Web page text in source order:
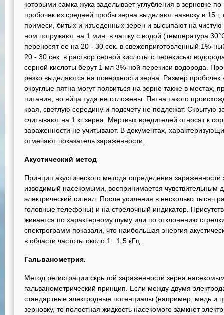
которыми самка жука заделывает углубления в зерновке
пробочек из средней пробы зерна вы­деляют навеску в 15
примеси, битых и изъеденных зерен и высыпают на чистую
ном погружают на 1 мин. в чашку с водой (температура
переносят ее на 20 - 30 сек. в свежеприготовленный 1%-
20 - 30 сек. в раствор серной кислоты с перекисью
серной кислоты берут 1 мл 3%-ной перекиси водорода.
резко выделяются на по­верхности зерна. Размер
округлые пятна могут появиться на зерне также в местах,
питания, но яйца туда не отложены. Пятна такого
края, светлую се­редину и подсчету не подлежат. Скрытую
считывают на 1 кг зерна. Мертвых вредителей относят к
зараженности не учитывают. В документах,
отмечают показатель зараженности.
Акустический метод
Принцип акустического метода определения
изводимый насекомыми, воспринимается чувствительным
электрический сигнал. После усиления в несколько тысяч
головные телефоны) и на стрелочный индикатор.
живается по характерному шуму или по отклонению
спектрограмм показали, что наибольшая энер­гия
в области частоты около 1...1,5 кГц.
Гальванометрия.
Метод регистрации скрытой зараженности зер­на
гальванометрический принцип. Если между двумя
стандартные электродные потенциалы (например, медь и
зерновку, то по­лостная жидкость насекомого замкнет